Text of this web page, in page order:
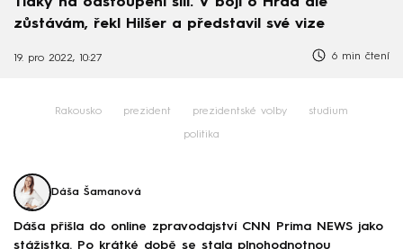
Tlaky na odstoupení sílí. V boji o Hrad ale
zůstávám, řekl Hilšer a představil své vize
19. pro 2022, 10:27 6 min čtení
Rakousko prezident prezidentské volby studium
politika
Dáša Šamanová
Dáša přišla do online zpravodajství CNN Prima NEWS jako
stážistka. Po krátké době se stala plnohodnotnou